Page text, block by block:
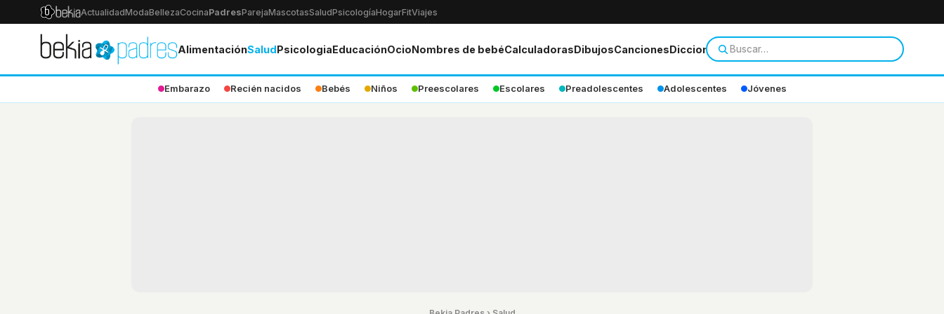
ActualidadModaBellezaCocinaPadresParejaMascotasSaludPsicologíaHogarFitViajes
AlimentaciónSaludPsicologiaEducaciónOcioNombres de bebéCalculadorasDibujosCancionesDiccionario
Embarazo Recién nacidos Bebés Niños Preescolares Escolares Preadolescentes Adolescentes Jóvenes